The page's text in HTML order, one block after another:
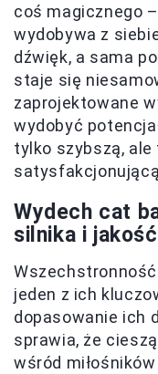
coś magicznego
wydobywa z
dźwięk, a sama
staje się
zaprojektowane
wydobyć
tylko szybszą, ale
Wydech cat
silnika i
jeden z ich
dopasowanie ich
sprawia, że
wśród